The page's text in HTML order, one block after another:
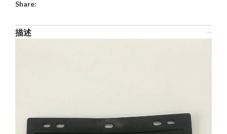
Share:
描述